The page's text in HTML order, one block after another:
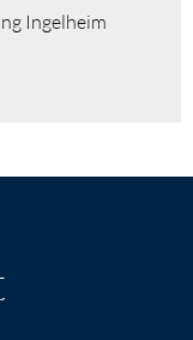
Ingelheim